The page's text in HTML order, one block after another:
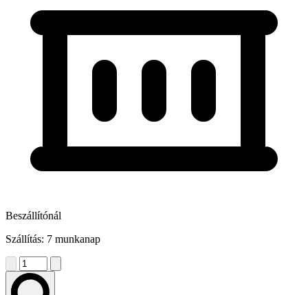
Beszállítónál
Szállítás: 7 munkanap